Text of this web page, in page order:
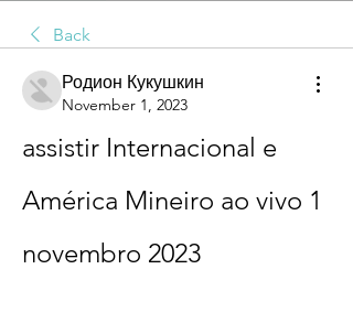
Back
Родион Кукушкин
November 1, 2023
assistir Internacional e
América Mineiro ao vivo 1
novembro 2023